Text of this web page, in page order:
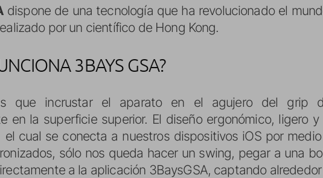
dispone de una tecnología que ha revolucionado el
por un científico de Hong Kong.
3BAYS GSA?
que incrustar el aparato en el agujero del grip
en la superficie superior. El diseño ergonómico, ligero
cual se conecta a nuestros dispositivos iOS por
sólo nos queda hacer un swing, pegar a una
a la aplicación 3BaysGSA, captando